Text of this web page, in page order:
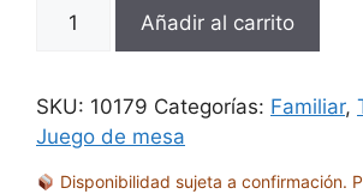
cantidad
Añadir al carrito
SKU: 10179 Categorías: Familiar,
Juego de mesa
Disponibilidad sujeta a confirmación.